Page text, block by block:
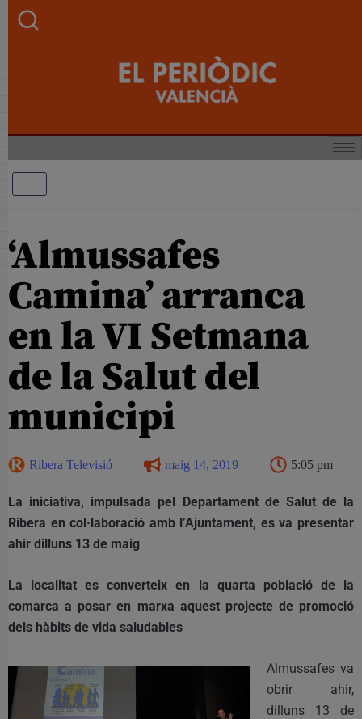
‘Almussafes
Camina’ arranca
en la VI Setmana
de la Salut del
municipi
Ribera Televisió maig 14, 2019 5:05 pm
La iniciativa, impulsada pel Departament de Salut de la
Ribera en col·laboració amb l’Ajuntament, es va presentar
ahir dilluns 13 de maig
La localitat es converteix en la quarta població de la
comarca a posar en marxa aquest projecte de promoció
dels hàbits de vida saludables
Almussafes va
obrir ahir,
dilluns 13 de